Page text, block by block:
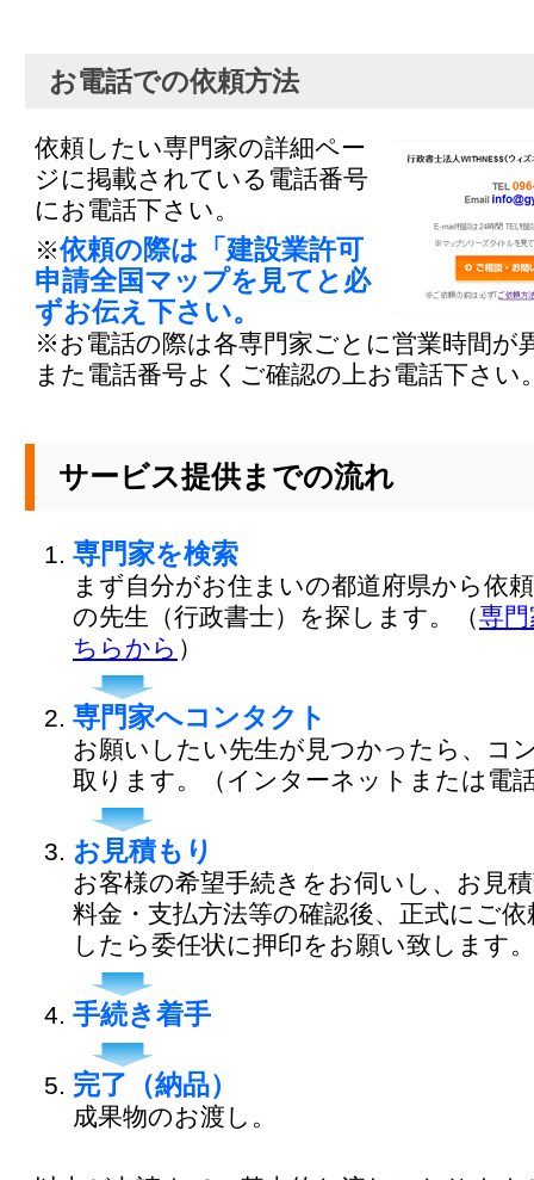
お電話での依頼方法
依頼したい専門家の詳細ペー
ジに掲載されている電話番号
にお電話下さい。
※依頼の際は「建設業許可
申請全国マップを見てと必
ずお伝え下さい。
※お電話の際は各専門家ごとに営業時間が
また電話番号よくご確認の上お電話下さい
サービス提供までの流れ
専門家を検索
まず自分がお住まいの都道府県から依
の先生（行政書士）を探します。（専
ちらから ）
専門家へコンタクト
お願いしたい先生が見つかったら、コ
取ります。（インターネットまたは電
お見積もり
お客様の希望手続きをお伺いし、お見
料金・支払方法等の確認後、正式にご
したら委任状に押印をお願い致します。
手続き着手
完了（納品）
成果物のお渡し。